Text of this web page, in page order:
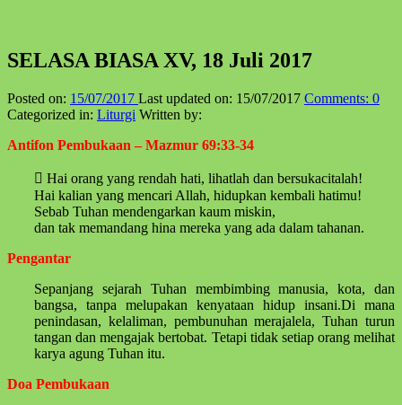
SELASA BIASA XV, 18 Juli 2017
Posted on: 15/07/2017 Last updated on: 15/07/2017 Comments: 0
Categorized in: Liturgi Written by:
Antifon Pembukaan – Mazmur 69:33-34
 Hai orang yang rendah hati, lihatlah dan bersukacitalah!
Hai kalian yang mencari Allah, hidupkan kembali hatimu!
Sebab Tuhan mendengarkan kaum miskin,
dan tak memandang hina mereka yang ada dalam tahanan.
Pengantar
Sepanjang sejarah Tuhan membimbing manusia, kota, dan
bangsa, tanpa melupakan kenyataan hidup insani.Di mana
penindasan, kelaliman, pembunuhan merajalela, Tuhan turun
tangan dan mengajak bertobat. Tetapi tidak setiap orang melihat
karya agung Tuhan itu.
Doa Pembukaan